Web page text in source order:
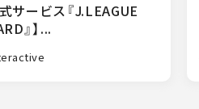
サービス『J.LEAGUE
』】...